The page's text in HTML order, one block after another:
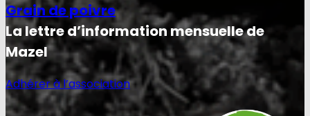
Grain de poivre
La lettre d’information mensuelle de
Mazel
Adhérer à l’association